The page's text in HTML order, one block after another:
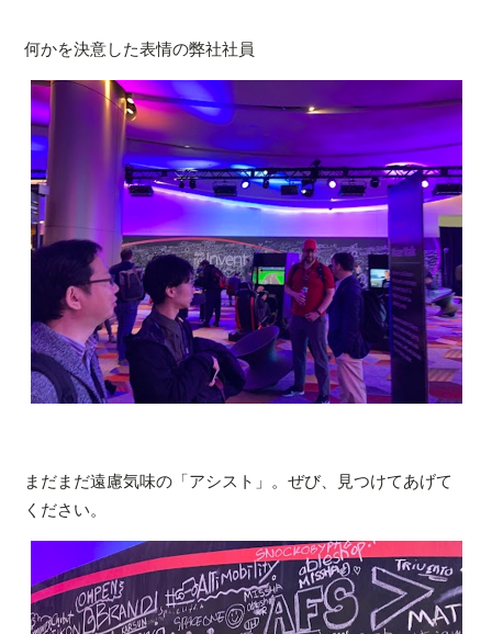
何かを決意した表情の弊社社員
まだまだ遠慮気味の「アシスト」。ぜび、見つけてあげて
ください。